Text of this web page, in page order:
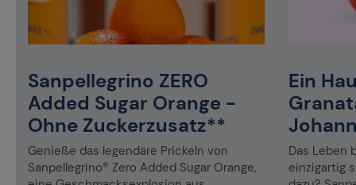
Sanpellegrino ZERO
Added Sugar Orange -
Ohne Zuckerzusatz**
Genieße das legendäre Prickeln von
Sanpellegrino® Zero Added Sugar Orange,
Ein
Das Leben
einzigartig